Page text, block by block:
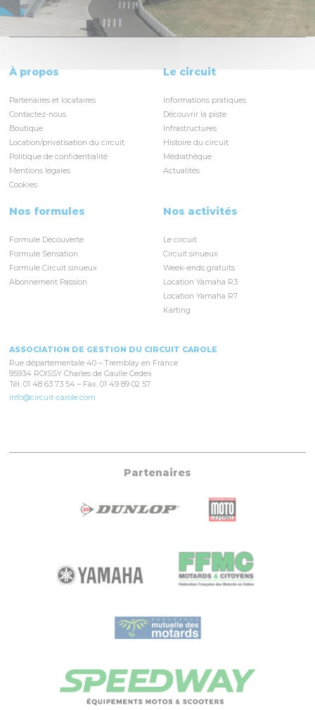
À propos
Partenaires et locataires
Contactez-nous
Boutique
Location/privatisation du circuit
Politique de confidentialité
Mentions légales
Cookies
Le circuit
Informations pratiques
Découvrir la piste
Infrastructures
Histoire du circuit
Médiathèque
Actualités
Nos formules
Formule Découverte
Formule Sensation
Formule Circuit sinueux
Abonnement Passion
Nos activités
Le circuit
Circuit sinueux
Week-ends gratuits
Location Yamaha R3
Location Yamaha R7
Karting
ASSOCIATION DE GESTION DU CIRCUIT CAROLE
Rue départementale 40 – Tremblay en France
95934 ROISSY Charles de Gaulle Cedex
Tél. 01 48 63 73 54 – Fax. 01 49 89 02 57
info@circuit-carole.com
Partenaires